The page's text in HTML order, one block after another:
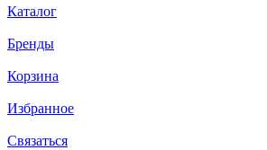
Каталог
Бренды
Корзина
Избранное
Связаться